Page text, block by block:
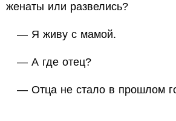
женаты или развелись?
— Я живу с мамой.
— А где отец?
— Отца не стало в прошлом